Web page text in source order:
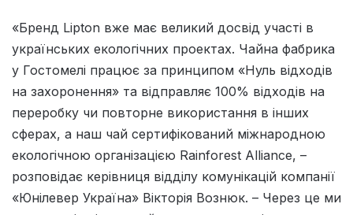
«Бренд Lipton вже має великий досвід участі в
українських екологічних проектах. Чайна фабрика
у Гостомелі працює за принципом «Нуль відходів
на захоронення» та відправляє 100% відходів на
переробку чи повторне використання в інших
сферах, а наш чай сертифікований міжнародною
екологічною організацією Rainforest Alliance, –
розповідає керівниця відділу комунікацій компанії
«Юнілевер Україна» Вікторія Вознюк. – Через це ми